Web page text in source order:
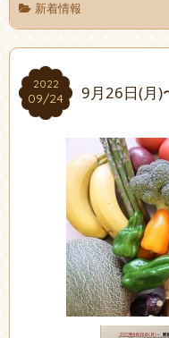
新着情報
2022
09/24
2022
09/24 9月26日(月)